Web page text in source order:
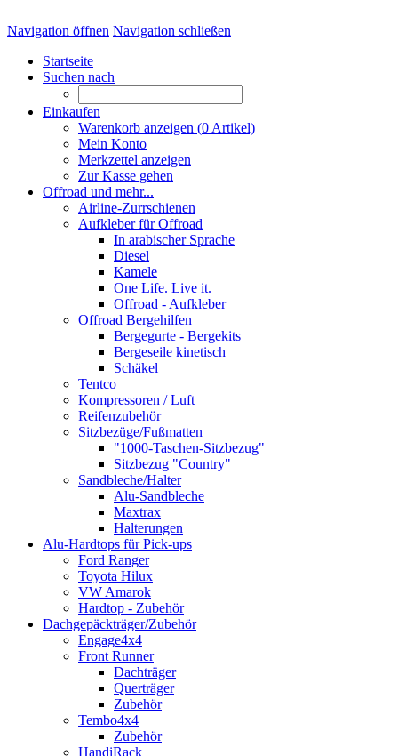
Navigation öffnen Navigation schließen
Startseite
Suchen nach
Einkaufen
Warenkorb anzeigen (0 Artikel)
Mein Konto
Merkzettel anzeigen
Zur Kasse gehen
Offroad und mehr...
Airline-Zurrschienen
Aufkleber für Offroad
In arabischer Sprache
Diesel
Kamele
One Life. Live it.
Offroad - Aufkleber
Offroad Bergehilfen
Bergegurte - Bergekits
Bergeseile kinetisch
Schäkel
Tentco
Kompressoren / Luft
Reifenzubehör
Sitzbezüge/Fußmatten
"1000-Taschen-Sitzbezug"
Sitzbezug "Country"
Sandbleche/Halter
Alu-Sandbleche
Maxtrax
Halterungen
Alu-Hardtops für Pick-ups
Ford Ranger
Toyota Hilux
VW Amarok
Hardtop - Zubehör
Dachgepäckträger/Zubehör
Engage4x4
Front Runner
Dachträger
Querträger
Zubehör
Tembo4x4
Zubehör
HandiRack